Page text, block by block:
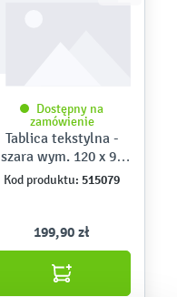
Dostępny na
zamówienie
Tablica tekstylna -
szara wym. 120 x 90
cm
Kod produktu: 515079
199,90 zł